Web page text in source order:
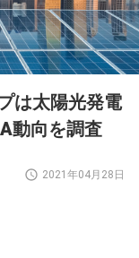
は太陽光発電
動向を調査
2021年04月28日